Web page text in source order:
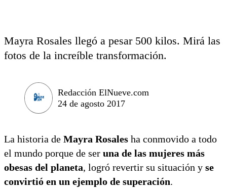
Mayra Rosales llegó a pesar 500 kilos. Mirá las
fotos de la increíble transformación.
Redacción ElNueve.com
24 de agosto 2017
La historia de Mayra Rosales ha conmovido a todo
el mundo porque de ser una de las mujeres más
obesas del planeta, logró revertir su situación y se
convirtió en un ejemplo de superación.